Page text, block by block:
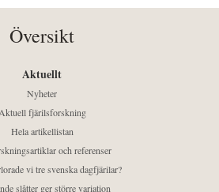
Översikt
Aktuellt
Nyheter
Aktuell fjärilsforskning
Hela artikellistan
och referenser
vi tre svenska dagfjärilar?
slåtter ger större variation